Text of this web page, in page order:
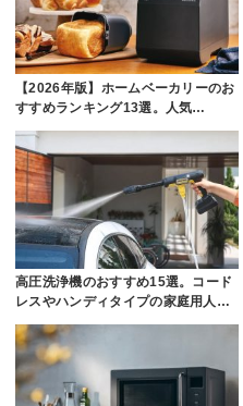
【2026年版】ホームベーカリーのお
すすめランキング13選。人気…
高圧洗浄機のおすすめ15選。コード
レスやハンディタイプの家庭用人…